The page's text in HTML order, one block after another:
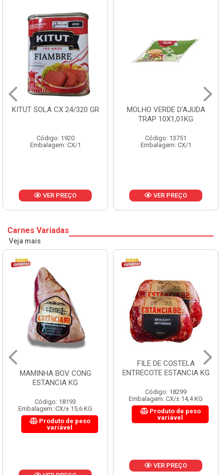
MOLHO VERDE D'AJUDA
Código: 13751
Embalagem: CX/1
VER PREÇO
FRUTAS CRISTALIZADAS
CX 10KG
Código: 1785
Embalagem: KG/10
VER PREÇO
Carnes Variadas
Veja mais
MAMINHA BOV CONG
ESTANCIA KG
Código: 18193
Embalagem: CX/± 15,6 KG
Produto de peso
variável
FILE DE COSTELA
ENTRECOTE ESTANCIA KG
Código: 18299
Embalagem: CX/± 14,4 KG
Produto de peso
variável
VER PREÇO